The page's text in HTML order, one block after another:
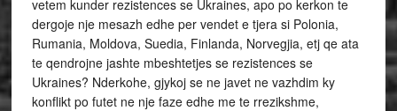
vetem kunder rezistences se Ukraines, apo po kerkon te
dergoje nje mesazh edhe per vendet e tjera si Polonia,
Rumania, Moldova, Suedia, Finlanda, Norvegjia, etj qe ata
te qendrojne jashte mbeshtetjes se rezistences se
Ukraines? Nderkohe, gjykoj se ne javet ne vazhdim ky
konflikt po futet ne nje faze edhe me te rrezikshme,